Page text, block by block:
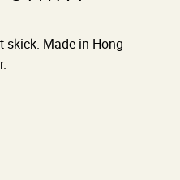
skick. Made in Hong